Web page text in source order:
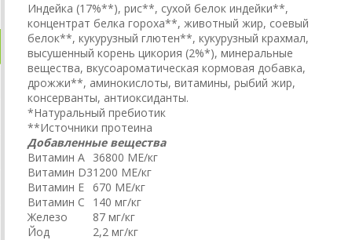
Индейка (17%**), рис**, сухой белок индейки**,
концентрат белка гороха**, животный жир, соевый
белок**, кукурузный глютен**, кукурузный крахмал,
высушенный корень цикория (2%*), минеральные
вещества, вкусоароматическая кормовая добавка,
дрожжи**, аминокислоты, витамины, рыбий жир,
консерванты, антиоксиданты.
*Натуральный пребиотик
**Источники протеина
Добавленные вещества
Витамин A 36800 МЕ/кг
Витамин D31200 МЕ/кг
Витамин E 670 МЕ/кг
Витамин C
140 мг/кг
Железо
87 мг/кг
Йод
2,2 мг/кг